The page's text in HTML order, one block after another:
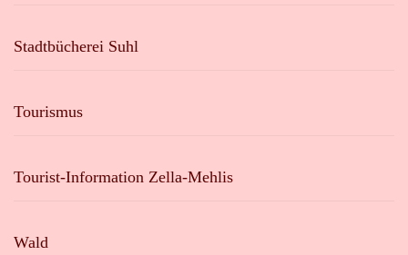
Stadtbücherei Suhl
Tourismus
Tourist-Information Zella-Mehlis
Wald